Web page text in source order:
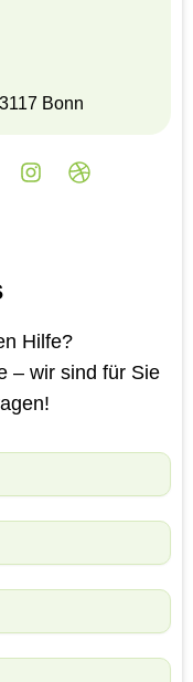
Bonn
n
s
r
i
Hilfe?
– wir sind für Sie